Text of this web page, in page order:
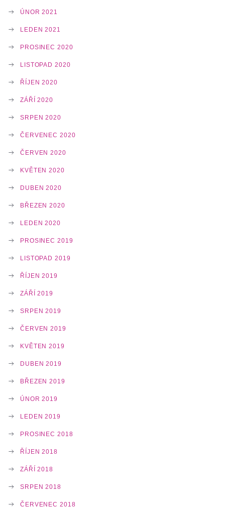
ÚNOR 2021
LEDEN 2021
PROSINEC 2020
LISTOPAD 2020
ŘÍJEN 2020
ZÁŘÍ 2020
SRPEN 2020
ČERVENEC 2020
ČERVEN 2020
KVĚTEN 2020
DUBEN 2020
BŘEZEN 2020
LEDEN 2020
PROSINEC 2019
LISTOPAD 2019
ŘÍJEN 2019
ZÁŘÍ 2019
SRPEN 2019
ČERVEN 2019
KVĚTEN 2019
DUBEN 2019
BŘEZEN 2019
ÚNOR 2019
LEDEN 2019
PROSINEC 2018
ŘÍJEN 2018
ZÁŘÍ 2018
SRPEN 2018
ČERVENEC 2018